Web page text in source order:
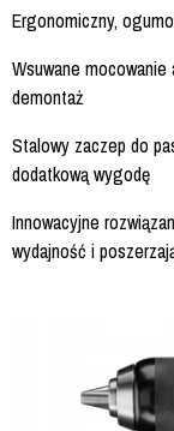
Ergonomiczny,
Wsuwane
demontaż
Stalowy zaczep do
dodatkową wygodę
Innowacyjne
wydajność i